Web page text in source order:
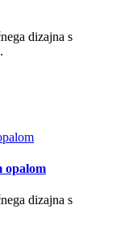
dizajna s
opalom
dizajna s